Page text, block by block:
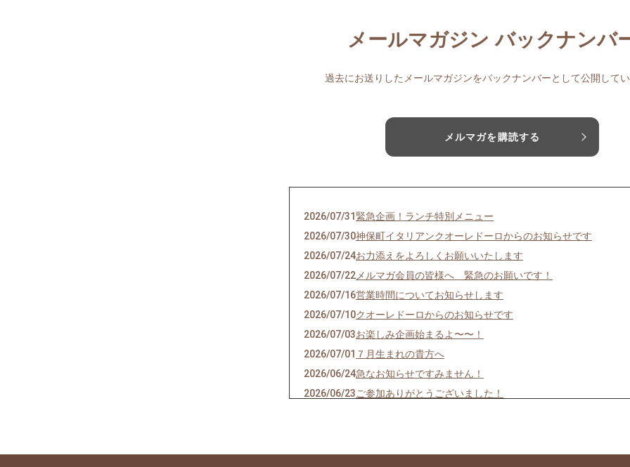
メールマガジン バックナンバ
過去にお送りしたメールマガジンをバックナンバーとして公開して
メルマガを購読する
2026/07/31 緊急企画！ランチ特別メニュー
2026/07/30神保町イタリアンクオーレドーロからのお知らせです
2026/07/24お力添えをよろしくお願いいたします
2026/07/22 メルマガ会員の皆様へ 緊急のお願いです！
2026/07/16営業時間についてお知らせします
2026/07/10クオーレドーロからのお知らせです
2026/07/03お楽しみ企画始まるよ〜〜！
2026/07/01 ７月生まれの貴方へ
2026/06/24急なお知らせですみません！
2026/06/23ご参加ありがとうございました！
2026/05/28営業時間のご案内です